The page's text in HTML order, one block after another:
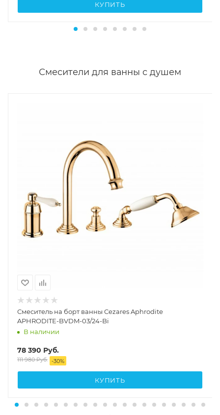
КУПИТЬ
Смесители для ванны с душем
Смеситель на борт ванны Cezares Aphrodite
APHRODITE-BVDM-03/24-Bi
В наличии
78 390 Руб.
111 980Руб. -30%
КУПИТЬ